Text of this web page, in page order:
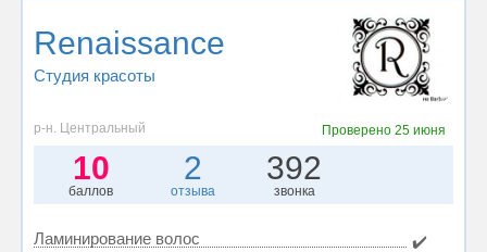
Renaissance
Студия красоты
р-н. Центральный Проверено 25 июня
10
баллов
2
отзыва
392
звонка
Ламинирование волос ✔️